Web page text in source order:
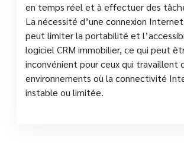
en temps réel et à effectuer des
La nécessité d’une connexion
peut limiter la portabilité et
logiciel CRM immobilier, ce qui peut
inconvénient pour ceux qui travaillent
environnements où la connectivité
instable ou limitée.